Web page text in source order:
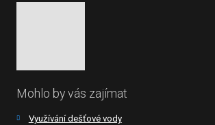
Mohlo by vás zajímat
Využívání dešťové vody